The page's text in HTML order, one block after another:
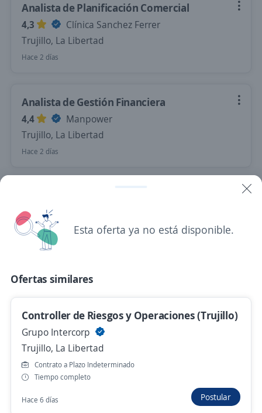
Analista de Planificación Comercial
4,3
Clínica Sanchez Ferrer
Trujillo, La Libertad
Hace 2 días
Analista de Gestión Financiera
4,4
Manpower
Trujillo, La Libertad
Hace 2 días
4,4
Trujillo, La Libertad
Hace 2 días
Trujillo, La Libertad
S/. 2.500,00 (Mensual)
Hace 2 días
Se precisa Urgente
Esta oferta ya no está disponible.
Ofertas similares
Controller de Riesgos y Operaciones (Trujillo)
Grupo Intercorp
Trujillo, La Libertad
Contrato a Plazo Indeterminado
Tiempo completo
Hace 6 días Postular